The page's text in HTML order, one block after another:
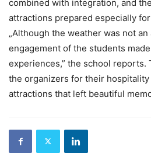
combined with integration, and
attractions prepared especially
„Although the weather was not
engagement of the students
experiences,” the school reports.
the organizers for their
attractions that left beautiful